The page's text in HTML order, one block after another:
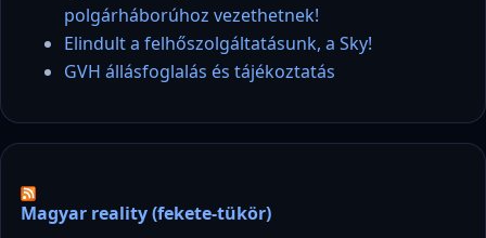
polgárháborúhoz vezethetnek!
Elindult a felhőszolgáltatásunk, a Sky!
GVH állásfoglalás és tájékoztatás
Magyar reality (fekete-tükör)